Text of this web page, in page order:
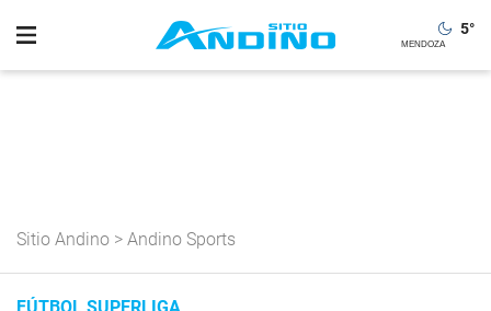
5°
Sitio Andino > Andino Sports